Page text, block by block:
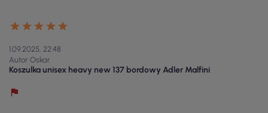
1.09.2025, 22:48
Autor Oskar
Koszulka unisex heavy new 137 bordowy Adler Malfini